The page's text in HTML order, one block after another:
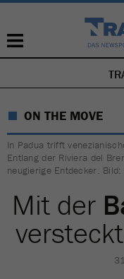
ON THE MOVE
In Padua trifft
Entlang der Riviera del
neugierige Entdecker. Bild:
Mit der